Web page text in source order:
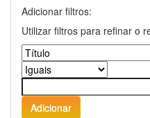
Adicionar filtros:
Utilizar filtros para refinar o